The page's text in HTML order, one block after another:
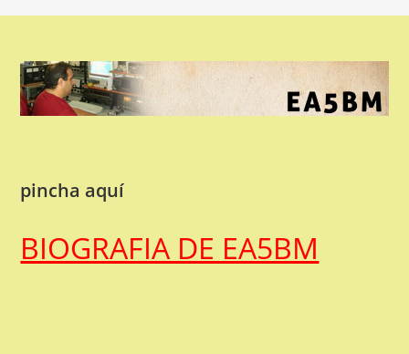
pincha aquí
BIOGRAFIA DE EA5BM